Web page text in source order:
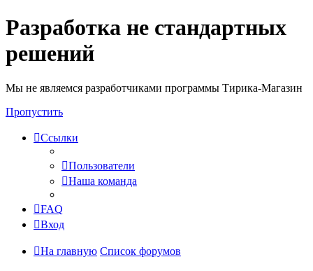
Разработка не стандартных
решений
Мы не являемся разработчиками программы Тирика-Магазин
Пропустить
Ссылки
Пользователи
Наша команда
FAQ
Вход
На главную Список форумов